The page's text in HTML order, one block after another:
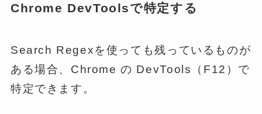
Chrome DevToolsで特定する
Search Regexを使っても残っているものが
ある場合、Chrome の DevTools（F12）で
特定できます。